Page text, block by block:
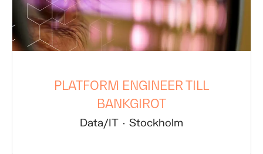
PLATFORM ENGINEER TILL
BANKGIROT
Data/IT · Stockholm